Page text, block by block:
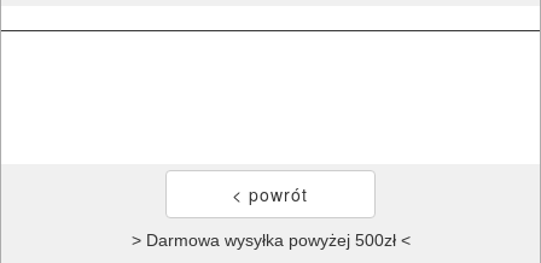
> Darmowa wysyłka powyżej 500zł <